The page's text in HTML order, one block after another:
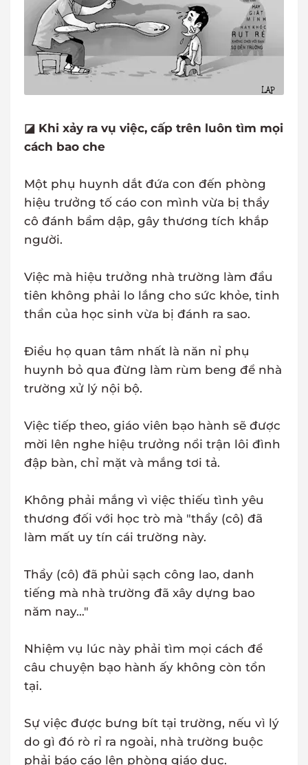
◪ Khi xảy ra vụ việc, cấp trên luôn tìm mọi
cách bao che
Một phụ huynh dắt đứa con đến phòng
hiệu trưởng tố cáo con mình vừa bị thầy
cô đánh bầm dập, gây thương tích khắp
người.
Việc mà hiệu trưởng nhà trường làm đầu
tiên không phải lo lắng cho sức khỏe, tinh
thần của học sinh vừa bị đánh ra sao.
Điều họ quan tâm nhất là năn nỉ phụ
huynh bỏ qua đừng làm rùm beng để nhà
trường xử lý nội bộ.
Việc tiếp theo, giáo viên bạo hành sẽ được
mời lên nghe hiệu trưởng nổi trận lôi đình
đập bàn, chỉ mặt và mắng tơi tả.
Không phải mắng vì việc thiếu tình yêu
thương đối với học trò mà "thầy (cô) đã
làm mất uy tín cái trường này.
Thầy (cô) đã phủi sạch công lao, danh
tiếng mà nhà trường đã xây dựng bao
năm nay…"
Nhiệm vụ lúc này phải tìm mọi cách để
câu chuyện bạo hành ấy không còn tồn
tại.
Sự việc được bưng bít tại trường, nếu vì lý
do gì đó rò rỉ ra ngoài, nhà trường buộc
phải báo cáo lên phòng giáo dục.